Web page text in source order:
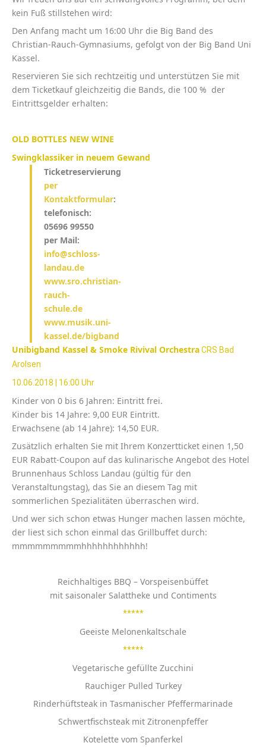
kein Fuß stillstehen wird:
Den Anfang macht um 16:00 Uhr die Big Band des
Christian-Rauch-Gymnasiums, gefolgt von der Big Band Uni
Kassel.
Reservieren Sie sich rechtzeitig und unterstützen Sie mit
dem Ticketkauf gleichzeitig die Bands, die 100 % der
Eintrittsgelder erhalten:
OLD BOTTLES NEW WINE
Swingklassiker in neuem Gewand
Ticketreservierung
per
Kontaktformular:
telefonisch:
05696 99550
per Mail:
info@schloss-
landau.de
www.sro.christian-
rauch-
schule.de
www.musik.uni-
kassel.de/bigband
Unibigband Kassel & Smoke Rivival OrchestraCRS Bad
Arolsen
10.06.2018 | 16:00 Uhr
Kinder von 0 bis 6 Jahren: Eintritt frei.
Kinder bis 14 Jahre: 9,00 EUR Eintritt.
Erwachsene (ab 14 Jahre): 14,50 EUR.
Zusätzlich erhalten Sie mit Ihrem Konzertticket einen 1,50
EUR Rabatt-Coupon auf das kulinarische Angebot des Hotel
Brunnenhaus Schloss Landau (gültig für den
Veranstaltungstag), das Sie an diesem Tag mit
sommerlichen Spezialitäten überraschen wird.
Und wer sich schon etwas Hunger machen lassen möchte,
der liest sich schon einmal das Grillbuffet durch:
mmmmmmmmmhhhhhhhhhhhh!
Reichhaltiges BBQ – Vorspeisenbüffet
mit saisonaler Salattheke und Contiments
*****
Geeiste Melonenkaltschale
*****
Vegetarische gefüllte Zucchini
Rauchiger Pulled Turkey
Rinderhüftsteak in Tasmanischer Pfeffermarinade
Schwertfischsteak mit Zitronenpfeffer
Kotelette vom Spanferkel